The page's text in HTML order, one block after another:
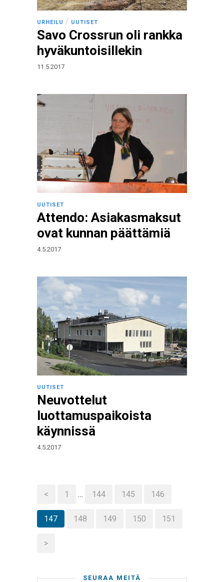
URHEILU / UUTISET
Savo Crossrun oli rankka
hyväkuntoisillekin
11.5.2017
UUTISET
Attendo: Asiakasmaksut
ovat kunnan päättämiä
4.5.2017
UUTISET
Neuvottelut
luottamuspaikoista
käynnissä
4.5.2017
< 1 … 144 145 146
147 148 149 150 151
>
SEURAA MEITÄ